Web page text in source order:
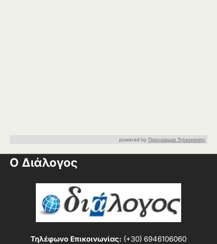
powered by Προγραμμα Τηλεορασης
Ο Διάλογος
Τηλέφωνο Επικοινωνίας: (+30) 6946106060